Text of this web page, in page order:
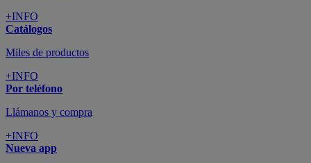
+INFO
Catálogos
Miles de productos
+INFO
Por teléfono
Llámanos y compra
+INFO
Nueva app